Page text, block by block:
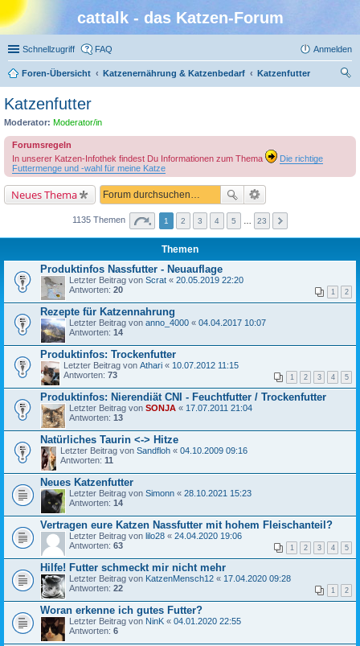
cattalk - das Katzen-Forum
Schnellzugriff FAQ Anmelden
Foren-Übersicht Katzenernährung & Katzenbedarf
Katzenfutter
Katzenfutter
Moderator: Moderator/in
Forumsregeln
In unserer Katzen-Infothek findest Du Informationen zum Thema
Die richtige
Futtermenge und -wahl für meine Katze
Neues Thema
1135 Themen 1 2 3 4 5 23
Themen
Produktinfos Nassfutter - Neuauflage
Letzter Beitrag von Scrat « 20.05.2019 22:20
Antworten: 20 1 2
Rezepte für Katzennahrung
Letzter Beitrag von anno_4000 « 04.04.2017 10:07
Antworten: 14
Produktinfos: Trockenfutter
Letzter Beitrag von Athari « 10.07.2012 11:15
Antworten: 73 1 2 3 4 5
Produktinfos: Nierendiät CNI - Feuchtfutter / Trockenfutter
Letzter Beitrag von SONJA « 17.07.2011 21:04
Antworten: 13
Natürliches Taurin <-> Hitze
Letzter Beitrag von Sandfloh « 04.10.2009 09:16
Antworten: 11
Neues Katzenfutter
Letzter Beitrag von Simonn « 28.10.2021 15:23
Antworten: 14
Vertragen eure Katzen Nassfutter mit hohem Fleischanteil?
Letzter Beitrag von lilo28 « 24.04.2020 19:06
Antworten: 63 1 2 3 4 5
Hilfe! Futter schmeckt mir nicht mehr
Letzter Beitrag von KatzenMensch12 « 17.04.2020 09:28
Antworten: 22 1 2
Woran erkenne ich gutes Futter?
Letzter Beitrag von NinK « 04.01.2020 22:55
Antworten: 6